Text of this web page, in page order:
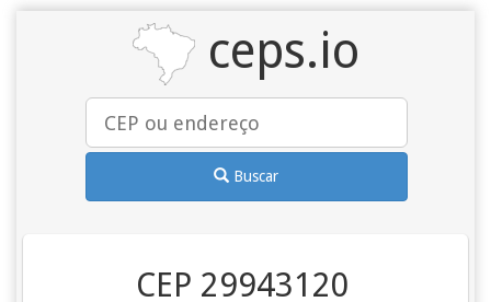
ceps.io
Buscar
CEP 29943120